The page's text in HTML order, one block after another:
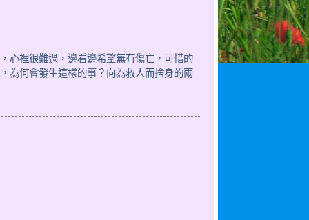
心裡很難過，邊看邊希望無有傷亡，可惜的
為何會發生這樣的事？向為救人而捨身的兩